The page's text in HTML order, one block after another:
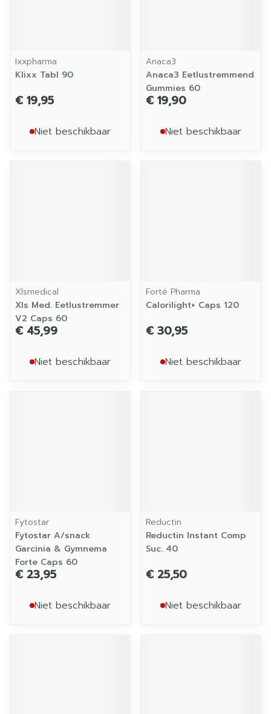
Ixxpharma
Klixx Tabl 90
€ 19,95
Niet beschikbaar
Anaca3
Anaca3 Eetlustremmend
Gummies 60
€ 19,90
Niet beschikbaar
Xlsmedical
Xls Med. Eetlustremmer
V2 Caps 60
€ 45,99
Niet beschikbaar
Forté Pharma
Calorilight+ Caps 120
€ 30,95
Niet beschikbaar
Fytostar
Fytostar A/snack
Garcinia & Gymnema
Forte Caps 60
€ 23,95
Niet beschikbaar
Reductin
Reductin Instant Comp
Suc. 40
€ 25,50
Niet beschikbaar